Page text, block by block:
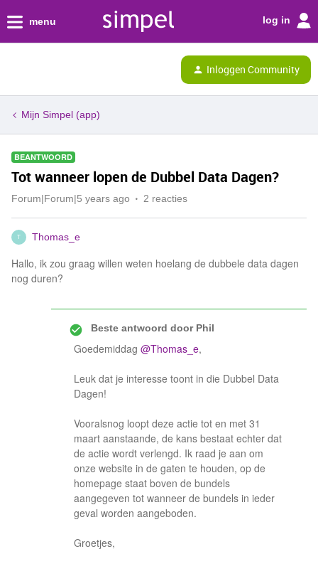
menu log in
Inloggen Community
Mijn Simpel (app)
BEANTWOORD
Tot wanneer lopen de Dubbel Data Dagen?
Forum|Forum|5 years ago 2 reacties
T Thomas_e
Hallo, ik zou graag willen weten hoelang de dubbele data dagen
nog duren?
Beste antwoord doorPhil
Goedemiddag @Thomas_e,
Leuk dat je interesse toont in die Dubbel Data
Dagen!
Vooralsnog loopt deze actie tot en met 31
maart aanstaande, de kans bestaat echter dat
de actie wordt verlengd. Ik raad je aan om
onze website in de gaten te houden, op de
homepage staat boven de bundels
aangegeven tot wanneer de bundels in ieder
geval worden aangeboden.
Groetjes,